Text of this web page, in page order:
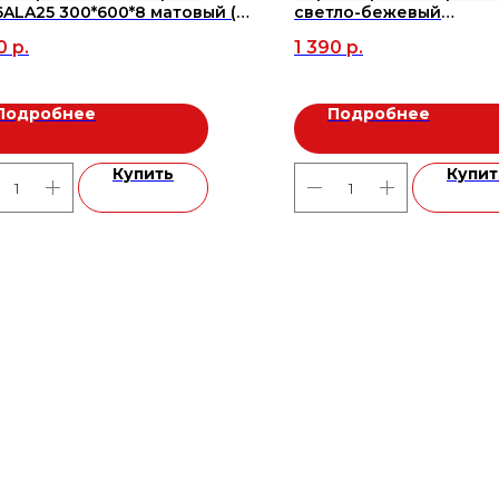
300*600*8 матовый (8
р.
Купить
светло-бежевый
1 390 р.
Подробнее